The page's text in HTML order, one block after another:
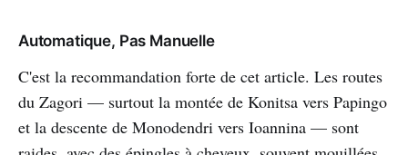
Automatique, Pas Manuelle
C'est la recommandation forte de cet article. Les routes
du Zagori — surtout la montée de Konitsa vers Papingo
et la descente de Monodendri vers Ioannina — sont